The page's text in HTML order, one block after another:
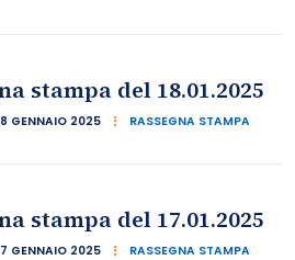
stampa del 18.01.2025
GENNAIO 2025 RASSEGNA STAMPA
stampa del 17.01.2025
GENNAIO 2025 RASSEGNA STAMPA